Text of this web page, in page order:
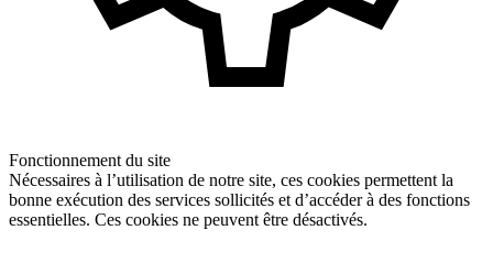
Fonctionnement du site
Nécessaires à l’utilisation de notre site, ces cookies permettent la
bonne exécution des services sollicités et d’accéder à des fonctions
essentielles. Ces cookies ne peuvent être désactivés.